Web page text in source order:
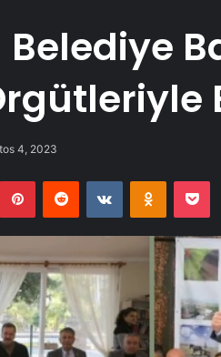
Belediye
4, 2023
PinterestReddit VKontakte